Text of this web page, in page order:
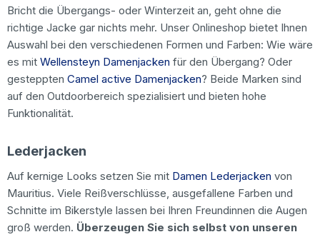
Bricht die Übergangs- oder Winterzeit an, geht ohne die
richtige Jacke gar nichts mehr. Unser Onlineshop bietet Ihnen
Auswahl bei den verschiedenen Formen und Farben: Wie wäre
es mit Wellensteyn Damenjacken für den Übergang? Oder
gesteppten Camel active Damenjacken? Beide Marken sind
auf den Outdoorbereich spezialisiert und bieten hohe
Funktionalität.
Lederjacken
Auf kernige Looks setzen Sie mit Damen Lederjacken von
Mauritius. Viele Reißverschlüsse, ausgefallene Farben und
Schnitte im Bikerstyle lassen bei Ihren Freundinnen die Augen
groß werden. Überzeugen Sie sich selbst von unseren